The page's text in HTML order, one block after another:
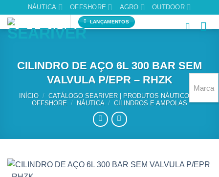
content
NÁUTICA OFFSHORE AGRO OUTDOOR
LANÇAMENTOS
CILINDRO DE AÇO 6L 300 BAR SEM
VALVULA P/EPR – RHZK
INÍCIO / CATÁLOGO SEARIVER | PRODUTOS NÁUTICOS E
OFFSHORE / NÁUTICA / CILINDROS E AMPOLAS
Marca